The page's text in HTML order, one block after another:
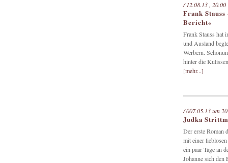
/ 12.08.13 ,
Frank
Bericht«
Frank Stauss hat
und Ausland
Werbern.
hinter die
[mehr...]
/ 007.05.13 um
Judka
Der erste Roman
mit einer
ein paar Tage an
Johanne sich den